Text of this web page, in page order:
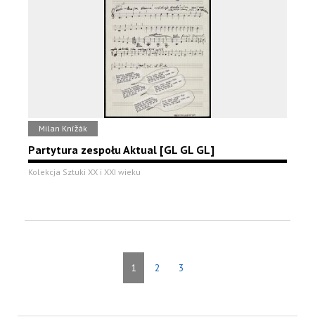
Milan Knížák
Partytura zespołu Aktual [GL GL GL]
Kolekcja Sztuki XX i XXI wieku
1 2 3